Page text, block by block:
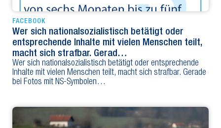
FACEBOOK
Wer sich nationalsozialistisch betätigt oder
entsprechende Inhalte mit vielen Menschen teilt,
macht sich strafbar. Gerad…
Wer sich nationalsozialistisch betätigt oder entsprechende
Inhalte mit vielen Menschen teilt, macht sich strafbar. Gerade
bei Fotos mit NS-Symbolen…